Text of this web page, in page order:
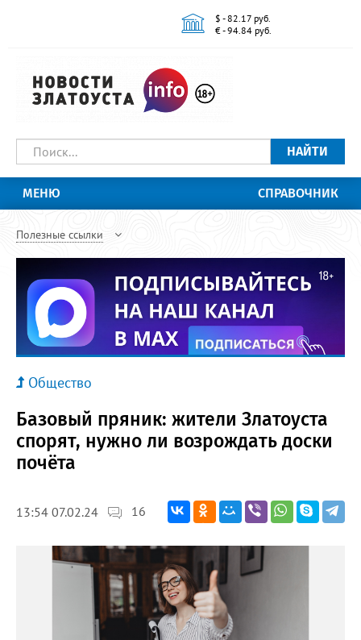
$ - 82.17 руб.
€ - 94.84 руб.
НАЙТИ
МЕНЮ СПРАВОЧНИК
Полезные ссылки
Общество
Базовый пряник: жители Златоуста
спорят, нужно ли возрождать доски
почёта
13:54 07.02.24 16